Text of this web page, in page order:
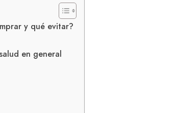
y qué evitar?
en general